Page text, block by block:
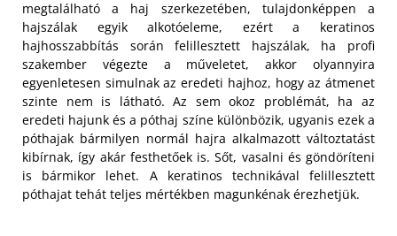
megtalálható a haj szerkezetében, tulajdonképpen a
hajszálak egyik alkotóeleme, ezért a keratinos
hajhosszabbítás során felillesztett hajszálak, ha profi
szakember végezte a műveletet, akkor olyannyira
egyenletesen simulnak az eredeti hajhoz, hogy az átmenet
szinte nem is látható. Az sem okoz problémát, ha az
eredeti hajunk és a póthaj színe különbözik, ugyanis ezek a
póthajak bármilyen normál hajra alkalmazott változtatást
kibírnak, így akár festhetőek is. Sőt, vasalni és göndöríteni
is bármikor lehet. A keratinos technikával felillesztett
póthajat tehát teljes mértékben magunkénak érezhetjük.